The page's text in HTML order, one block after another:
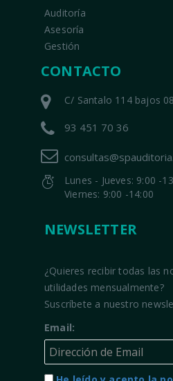
Auditoría
Asesoría
Gestión
CONTACTO
C/ Santalo 114 bajos
93 451 70 36
Lunes - Jueves: 9:00 -
Viernes: 9:00 -14:00
NEWSLETTER
¿Quieres recibir todas las
utilidades mensualmente?
Suscríbete a nuestro
Email: